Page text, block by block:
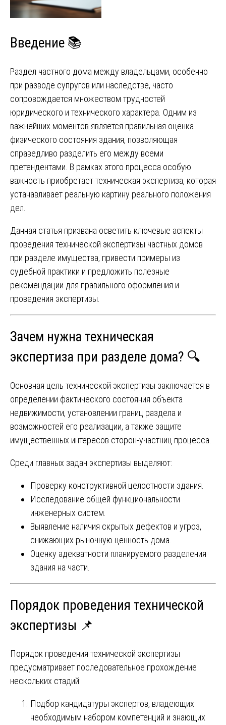
Введение 📚
Раздел частного дома между владельцами, особенно
при разводе супругов или наследстве, часто
сопровождается множеством трудностей
юридического и технического характера. Одним из
важнейших моментов является правильная оценка
физического состояния здания, позволяющая
справедливо разделить его между всеми
претендентами. В рамках этого процесса особую
важность приобретает техническая экспертиза, которая
устанавливает реальную картину реального положения
дел.
Данная статья призвана осветить ключевые аспекты
проведения технической экспертизы частных домов
при разделе имущества, привести примеры из
судебной практики и предложить полезные
рекомендации для правильного оформления и
проведения экспертизы.
Зачем нужна техническая
экспертиза при разделе дома? 🔍
Основная цель технической экспертизы заключается в
определении фактического состояния объекта
недвижимости, установлении границ раздела и
возможностей его реализации, а также защите
имущественных интересов сторон-участниц процесса.
Среди главных задач экспертизы выделяют:
Проверку конструктивной целостности здания.
Исследование общей функциональности
инженерных систем.
Выявление наличия скрытых дефектов и угроз,
снижающих рыночную ценность дома.
Оценку адекватности планируемого разделения
здания на части.
Порядок проведения технической
экспертизы 📌
Порядок проведения технической экспертизы
предусматривает последовательное прохождение
нескольких стадий:
Подбор кандидатуры экспертов, владеющих
необходимым набором компетенций и знающих